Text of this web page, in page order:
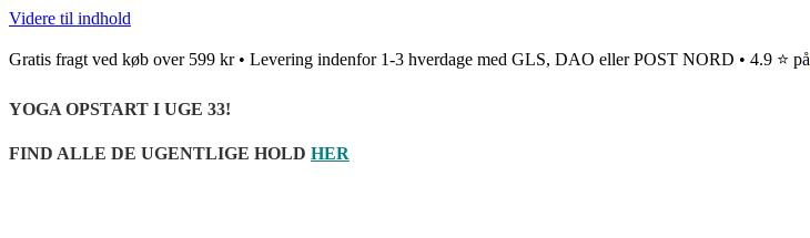
Videre til indhold
Gratis fragt ved køb over 599 kr • Levering indenfor 1-3 hverdage med GLS, DAO eller POST NORD • 4.9 ⭐ på
YOGA OPSTART I UGE 33!
FIND ALLE DE UGENTLIGE HOLD HER